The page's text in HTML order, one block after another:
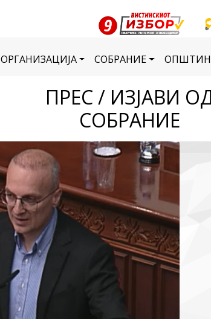
ОРГАНИЗАЦИЈА СОБРАНИЕ
ПРЕС / ИЗЈАВИ
СОБРАНИЕ